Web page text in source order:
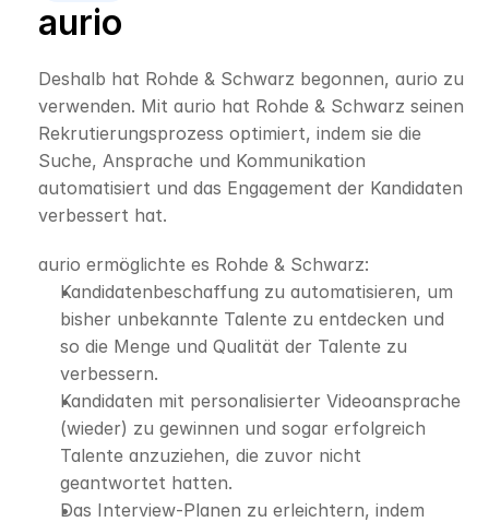
aurio
Deshalb hat Rohde & Schwarz begonnen, aurio zu
verwenden. Mit aurio hat Rohde & Schwarz seinen
Rekrutierungsprozess optimiert, indem sie die
Suche, Ansprache und Kommunikation
automatisiert und das Engagement der Kandidaten
verbessert hat.
aurio ermöglichte es Rohde & Schwarz:
Kandidatenbeschaffung zu automatisieren, um
bisher unbekannte Talente zu entdecken und
so die Menge und Qualität der Talente zu
verbessern.
Kandidaten mit personalisierter Videoansprache
(wieder) zu gewinnen und sogar erfolgreich
Talente anzuziehen, die zuvor nicht
geantwortet hatten.
Das Interview-Planen zu erleichtern, indem